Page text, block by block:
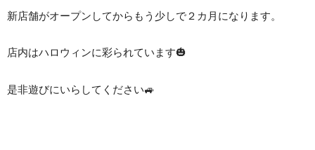
新店舗がオープンしてからもう少しで２カ月になります。
店内はハロウィンに彩られています🎃
是非遊びにいらしてください🚙